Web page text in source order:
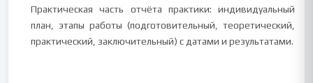
Практическая часть отчёта практики: индивидуальный
план, этапы работы (подготовительный, теоретический,
практический, заключительный) с датами и результатами.